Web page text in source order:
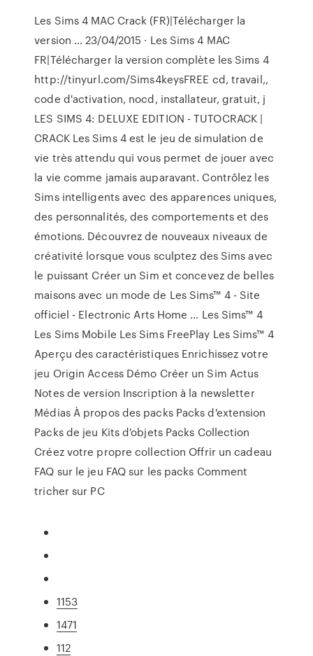
Les Sims 4 MAC Crack (FR)|Télécharger la
version … 23/04/2015 · Les Sims 4 MAC
FR|Télécharger la version complète les Sims 4
http://tinyurl.com/Sims4keysFREE cd, travail,,
code d'activation, nocd, installateur, gratuit, j
LES SIMS 4: DELUXE EDITION - TUTOCRACK |
CRACK Les Sims 4 est le jeu de simulation de
vie très attendu qui vous permet de jouer avec
la vie comme jamais auparavant. Contrôlez les
Sims intelligents avec des apparences uniques,
des personnalités, des comportements et des
émotions. Découvrez de nouveaux niveaux de
créativité lorsque vous sculptez des Sims avec
le puissant Créer un Sim et concevez de belles
maisons avec un mode de Les Sims™ 4 - Site
officiel - Electronic Arts Home … Les Sims™ 4
Les Sims Mobile Les Sims FreePlay Les Sims™ 4
Aperçu des caractéristiques Enrichissez votre
jeu Origin Access Démo Créer un Sim Actus
Notes de version Inscription à la newsletter
Médias À propos des packs Packs d'extension
Packs de jeu Kits d'objets Packs Collection
Créez votre propre collection Offrir un cadeau
FAQ sur le jeu FAQ sur les packs Comment
tricher sur PC
1153
1471
112